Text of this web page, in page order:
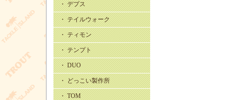
・ デプス
・ テイルウォーク
・ ティモン
・ テンプト
・ DUO
・ どっこい製作所
・ TOM